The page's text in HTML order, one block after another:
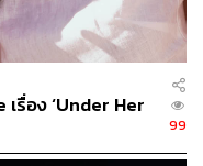
รื่อง ‘Under Her
99